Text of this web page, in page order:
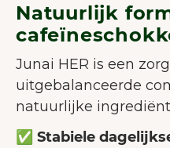
Natuurlijk
Junai HER is een
uitgebalanceerde
natuurlijke
✅ Stabiele